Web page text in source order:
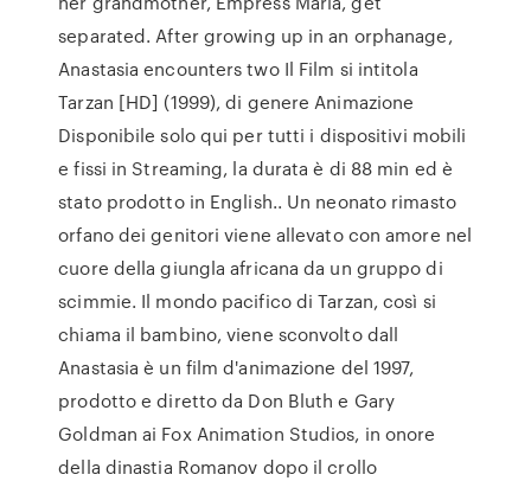
separated. After growing up in an orphanage,
Anastasia encounters two Il Film si intitola
Tarzan [HD] (1999), di genere Animazione
Disponibile solo qui per tutti i dispositivi mobili
e fissi in Streaming, la durata è di 88 min ed è
stato prodotto in English.. Un neonato rimasto
orfano dei genitori viene allevato con amore nel
cuore della giungla africana da un gruppo di
scimmie. Il mondo pacifico di Tarzan, così si
chiama il bambino, viene sconvolto dall
Anastasia è un film d'animazione del 1997,
prodotto e diretto da Don Bluth e Gary
Goldman ai Fox Animation Studios, in onore
della dinastia Romanov dopo il crollo